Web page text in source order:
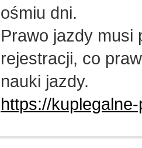
ośmiu dni.
Prawo jazdy musi
rejestracji, co
nauki jazdy.
https://